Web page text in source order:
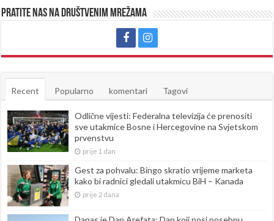
Pratite nas na društvenim mrežama
Recent Popularno komentari Tagovi
Odlične vijesti: Federalna televizija će prenositi
sve utakmice Bosne i Hercegovine na Svjetskom
prvenstvu
prije 1 dan
Gest za pohvalu: Bingo skratio vrijeme marketa
kako bi radnici gledali utakmicu BiH – Kanada
prije 2 dana